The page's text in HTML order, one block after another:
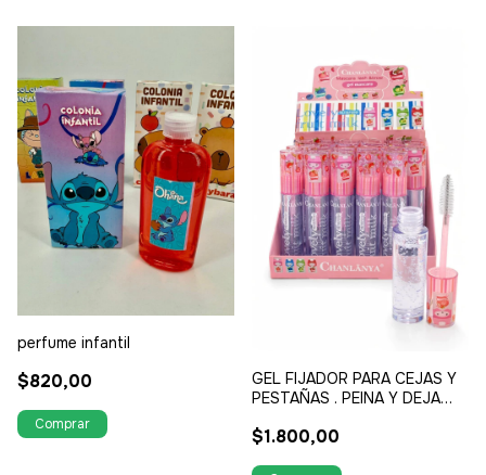
perfume infantil
$820,00
GEL FIJADOR PARA CEJAS Y
PESTAÑAS . PEINA Y DEJA
PESTAÑAS LEVANTA Y
$1.800,00